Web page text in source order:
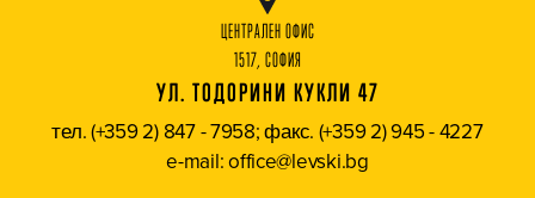
ЦЕНТРАЛЕН ОФИС
1517, СОФИЯ
УЛ. ТОДОРИНИ КУКЛИ 47
тел. (+359 2) 847 - 7958; факс. (+359 2) 945 - 4227
e-mail: office@levski.bg